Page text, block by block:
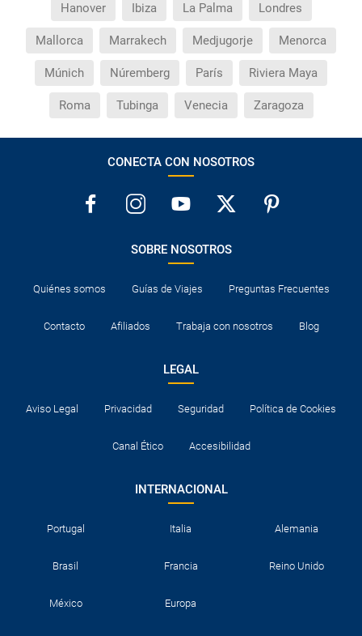
Hanover Ibiza La Palma Londres
Mallorca Marrakech Medjugorje Menorca
Múnich Núremberg París Riviera Maya
Roma Tubinga Venecia Zaragoza
CONECTA CON NOSOTROS
SOBRE NOSOTROS
Quiénes somos Guías de Viajes Preguntas Frecuentes
Contacto Afiliados Trabaja con nosotros Blog
LEGAL
Aviso Legal Privacidad Seguridad Política de Cookies
Canal Ético Accesibilidad
INTERNACIONAL
Portugal Italia Alemania
Brasil Francia Reino Unido
México Europa